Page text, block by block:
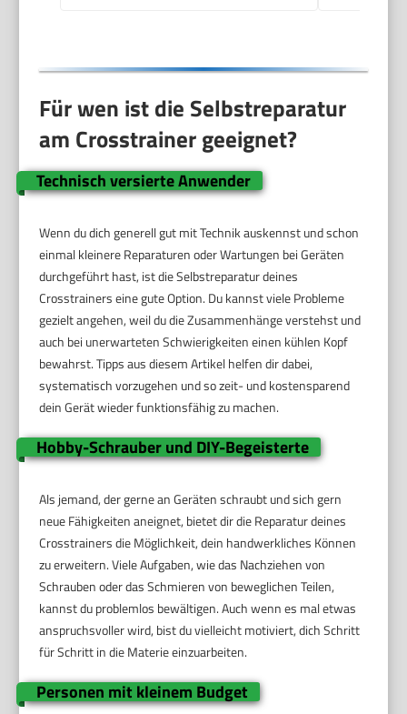
Für wen ist die Selbstreparatur
am Crosstrainer geeignet?
Technisch versierte Anwender
Wenn du dich generell gut mit Technik auskennst und schon
einmal kleinere Reparaturen oder Wartungen bei Geräten
durchgeführt hast, ist die Selbstreparatur deines
Crosstrainers eine gute Option. Du kannst viele Probleme
gezielt angehen, weil du die Zusammenhänge verstehst und
auch bei unerwarteten Schwierigkeiten einen kühlen Kopf
bewahrst. Tipps aus diesem Artikel helfen dir dabei,
systematisch vorzugehen und so zeit- und kostensparend
dein Gerät wieder funktionsfähig zu machen.
Hobby-Schrauber und DIY-Begeisterte
Als jemand, der gerne an Geräten schraubt und sich gern
neue Fähigkeiten aneignet, bietet dir die Reparatur deines
Crosstrainers die Möglichkeit, dein handwerkliches Können
zu erweitern. Viele Aufgaben, wie das Nachziehen von
Schrauben oder das Schmieren von beweglichen Teilen,
kannst du problemlos bewältigen. Auch wenn es mal etwas
anspruchsvoller wird, bist du vielleicht motiviert, dich Schritt
für Schritt in die Materie einzuarbeiten.
Personen mit kleinem Budget